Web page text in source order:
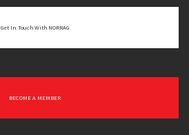
Get In Touch With NORRAG
BECOME A MEMBER